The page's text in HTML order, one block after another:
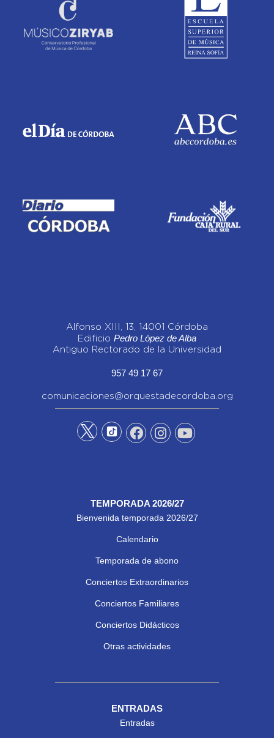
Alfonso XIII, 13, 14001 Córdoba
Edificio Pedro López de Alba
Antiguo Rectorado de la Universidad
957 49 17 67
comunicaciones@orquestadecordoba.org
TEMPORADA 2026/27
Bienvenida temporada 2026/27
Calendario
Temporada de abono
Conciertos Extraordinarios
Conciertos Familiares
Conciertos Didácticos
Otras actividades
ENTRADAS
Entradas